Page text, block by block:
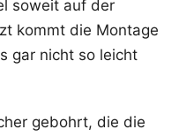
soweit auf der
kommt die Montage
gar nicht so leicht
gebohrt, die die